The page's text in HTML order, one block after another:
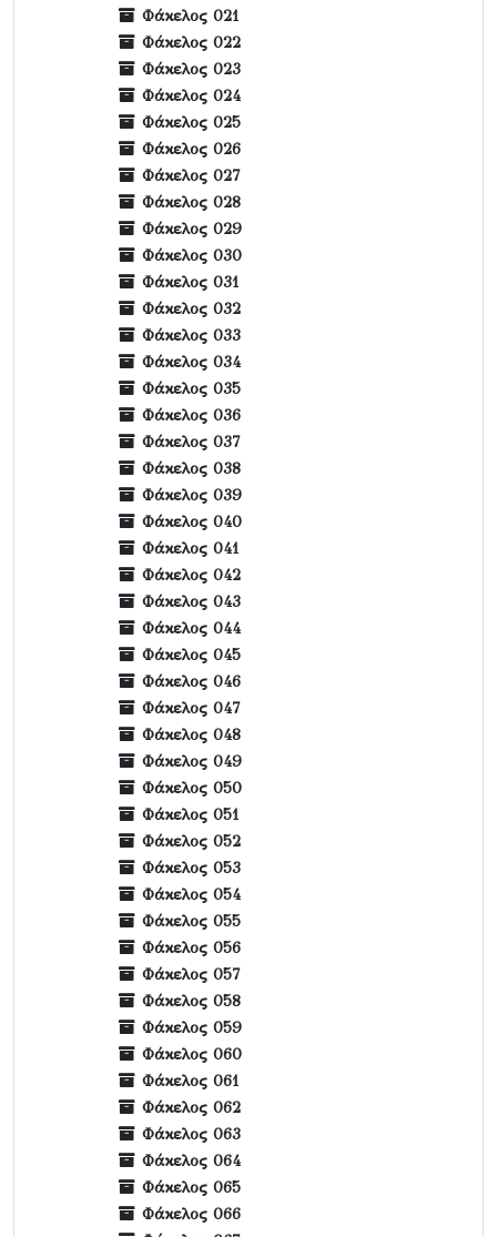
Φάκελος 021
Φάκελος 022
Φάκελος 023
Φάκελος 024
Φάκελος 025
Φάκελος 026
Φάκελος 027
Φάκελος 028
Φάκελος 029
Φάκελος 030
Φάκελος 031
Φάκελος 032
Φάκελος 033
Φάκελος 034
Φάκελος 035
Φάκελος 036
Φάκελος 037
Φάκελος 038
Φάκελος 039
Φάκελος 040
Φάκελος 041
Φάκελος 042
Φάκελος 043
Φάκελος 044
Φάκελος 045
Φάκελος 046
Φάκελος 047
Φάκελος 048
Φάκελος 049
Φάκελος 050
Φάκελος 051
Φάκελος 052
Φάκελος 053
Φάκελος 054
Φάκελος 055
Φάκελος 056
Φάκελος 057
Φάκελος 058
Φάκελος 059
Φάκελος 060
Φάκελος 061
Φάκελος 062
Φάκελος 063
Φάκελος 064
Φάκελος 065
Φάκελος 066